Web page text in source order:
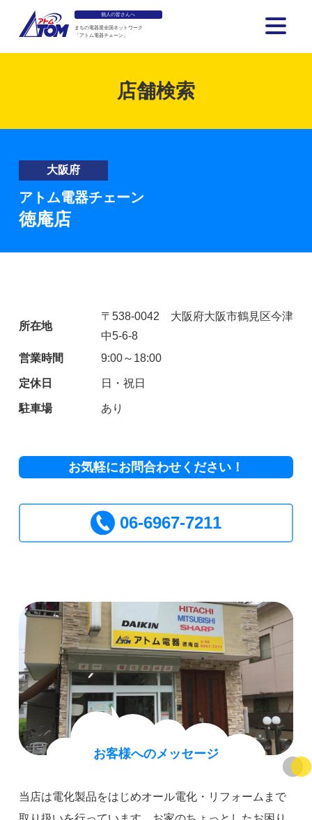
個人の皆さんへ
まちの電器屋全国ネットワーク
「アトム電器チェーン」
店舗検索
大阪府
アトム電器チェーン
徳庵店
所在地
〒538-0042 大阪府大阪市鶴見区今津
中5-6-8
営業時間
9:00～18:00
定休日 日・祝日
駐車場 あり
お気軽にお問合わせください！
06-6967-7211
お客様へのメッセージ
当店は電化製品をはじめオール電化・リフォームまで